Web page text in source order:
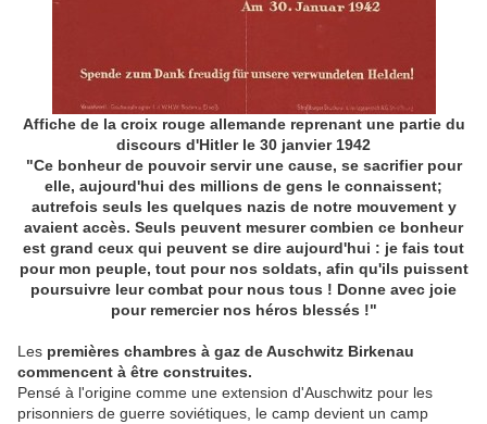
Affiche de la croix rouge allemande reprenant une partie du
discours d'Hitler le 30 janvier 1942
"Ce bonheur de pouvoir servir une cause, se sacrifier pour
elle, aujourd'hui des millions de gens le connaissent;
autrefois seuls les quelques nazis de notre mouvement y
avaient accès. Seuls peuvent mesurer combien ce bonheur
est grand ceux qui peuvent se dire aujourd'hui : je fais tout
pour mon peuple, tout pour nos soldats, afin qu'ils puissent
poursuivre leur combat pour nous tous ! Donne avec joie
pour remercier nos héros blessés !"
Les premières chambres à gaz de Auschwitz Birkenau
commencent à être construites.
Pensé à l'origine comme une extension d'Auschwitz pour les
prisonniers de guerre soviétiques, le camp devient un camp